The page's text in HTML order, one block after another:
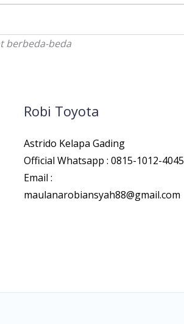
berbeda-beda
Robi Toyota
Astrido Kelapa Gading
Official Whatsapp : 0815-1012-4045
Email :
maulanarobiansyah88@gmail.com